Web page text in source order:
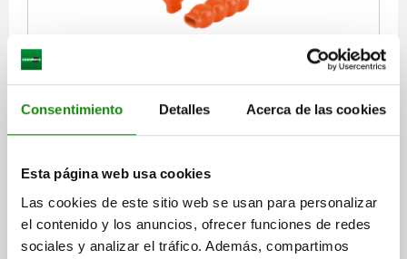
Consentimiento Detalles Acerca de las cookies
Esta página web usa cookies
Las cookies de este sitio web se usan para personalizar
el contenido y los anuncios, ofrecer funciones de redes
sociales y analizar el tráfico. Además, compartimos
DIÁMETRO=26 LONGITUD=85 A=6
$36.89
más gastos de envío
05882